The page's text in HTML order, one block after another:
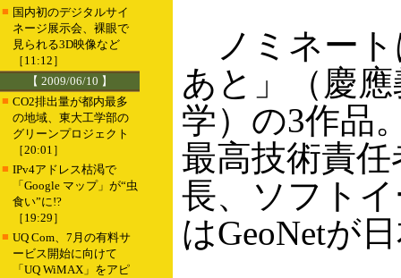
■ 国内初のデジタルサイ
ネージ展示会、裸眼で
見られる3D映像など
［11:12］
【 2009/06/10 】
■ CO2排出量が都内最多
の地域、東大工学部の
グリーンプロジェクト
［20:01］
■ IPv4アドレス枯渇で
「Google マップ」が“虫
食い”に!?
［19:29］
■ UQ Com、7月の有料サ
ービス開始に向けて
「UQ WiMAX」をアピ
ノミネート
あと」（慶應
学）の3作品
最高技術責
長、ソフト
はGeoNetが